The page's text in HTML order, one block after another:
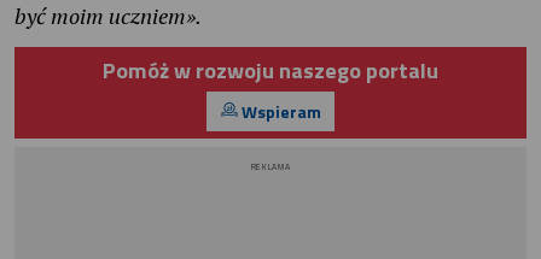
być moim uczniem».
Pomóż w rozwoju naszego portalu
Wspieram
REKLAMA